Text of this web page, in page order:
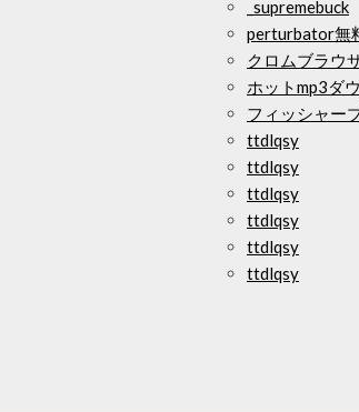
_supremebuck
perturbator無
クロムブラウ
ホットmp3ダ
フィッシャー
ttdlqsy
ttdlqsy
ttdlqsy
ttdlqsy
ttdlqsy
ttdlqsy